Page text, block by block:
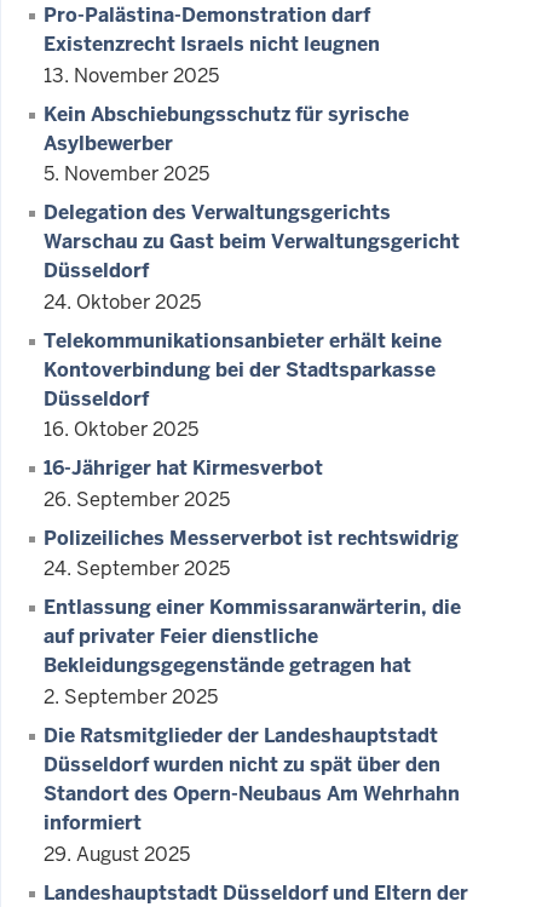
Pro-Palästina-Demonstration darf
Existenzrecht Israels nicht leugnen
13. November 2025
Kein Abschiebungsschutz für syrische
Asylbewerber
5. November 2025
Delegation des Verwaltungsgerichts
Warschau zu Gast beim Verwaltungsgericht
Düsseldorf
24. Oktober 2025
Telekommunikationsanbieter erhält keine
Kontoverbindung bei der Stadtsparkasse
Düsseldorf
16. Oktober 2025
16-Jähriger hat Kirmesverbot
26. September 2025
Polizeiliches Messerverbot ist rechtswidrig
24. September 2025
Entlassung einer Kommissaranwärterin, die
auf privater Feier dienstliche
Bekleidungsgegenstände getragen hat
2. September 2025
Die Ratsmitglieder der Landeshauptstadt
Düsseldorf wurden nicht zu spät über den
Standort des Opern-Neubaus Am Wehrhahn
informiert
29. August 2025
Landeshauptstadt Düsseldorf und Eltern der